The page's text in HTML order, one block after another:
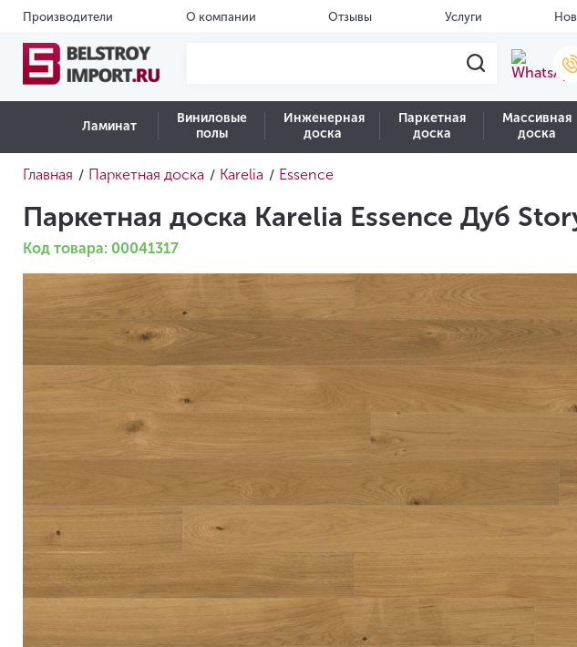
Производители О компании Отзывы Услуги
Ламинат
Виниловые
полы
Инженерная
доска
Паркетная
доска
Массивная
доска
Главная / Паркетная доска / Karelia / Essence
Паркетная доска Karelia Essence Дуб
Код товара: 00041317